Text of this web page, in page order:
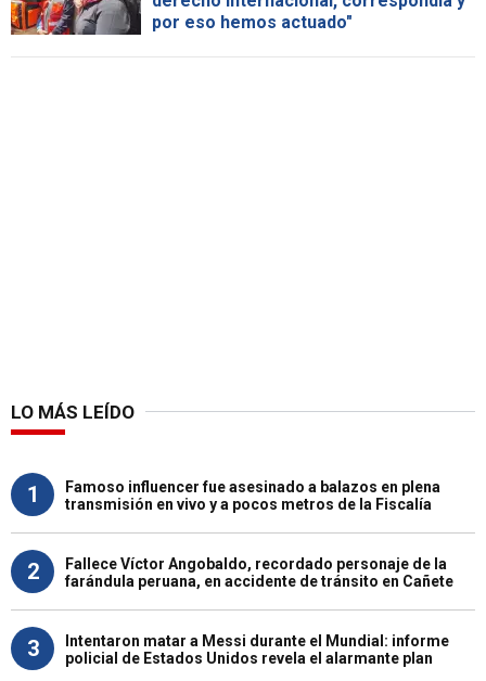
por eso hemos actuado"
LO MÁS LEÍDO
1
Famoso influencer fue asesinado a balazos en plena
transmisión en vivo y a pocos metros de la Fiscalía
2
Fallece Víctor Angobaldo, recordado personaje de la
farándula peruana, en accidente de tránsito en Cañete
3
Intentaron matar a Messi durante el Mundial: informe
policial de Estados Unidos revela el alarmante plan